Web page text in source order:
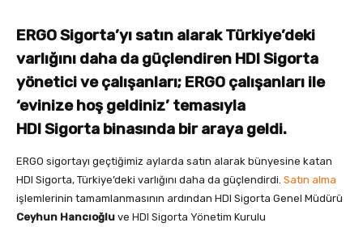
ERGO Sigorta’yı satın alarak Türkiye’deki
varlığını daha da güçlendiren HDI Sigorta
yönetici ve çalışanları; ERGO çalışanları ile
‘evinize hoş geldiniz’ temasıyla
HDI Sigorta binasında bir araya geldi.
ERGO sigortayı geçtiğimiz aylarda satın alarak bünyesine katan
HDI Sigorta, Türkiye’deki varlığını daha da güçlendirdi. Satın alma
işlemlerinin tamamlanmasının ardından HDI Sigorta Genel Müdürü
Ceyhun Hancıoğlu ve HDI Sigorta Yönetim Kurulu